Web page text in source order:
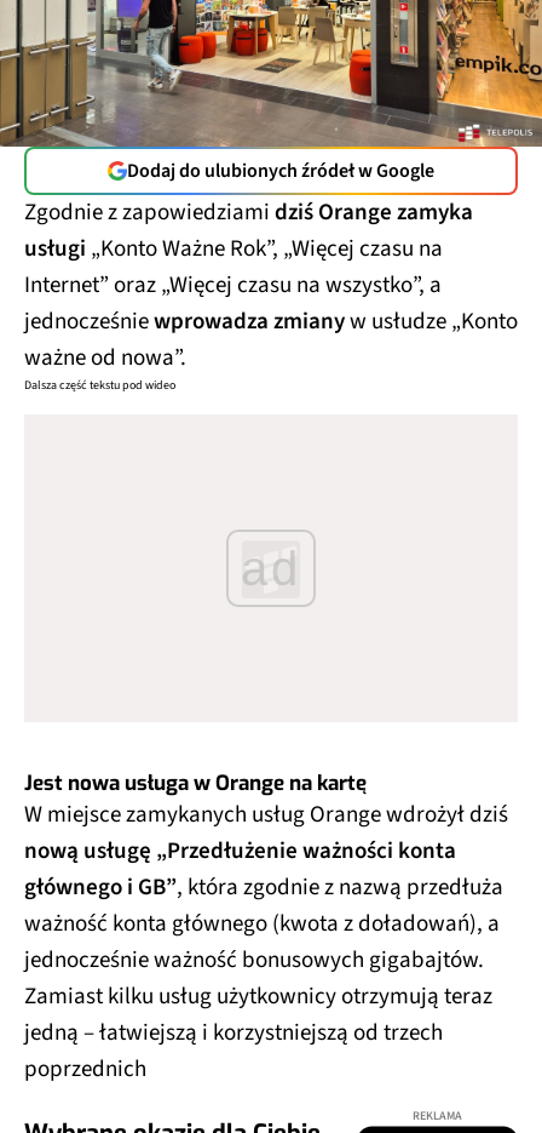
Dodaj do ulubionych źródeł w Google
Zgodnie z zapowiedziamidziś Orange zamyka
usługi „Konto Ważne Rok”, „Więcej czasu na
Internet” oraz „Więcej czasu na wszystko”, a
jednocześniewprowadza zmianyw usłudze „Konto
ważne od nowa”.
Dalsza część tekstu pod wideo
ad
Jest nowa usługa w Orange na kartę
W miejsce zamykanych usług Orange wdrożył dziś
nową usługę „Przedłużenie ważności konta
głównego i GB”, która zgodnie z nazwą przedłuża
ważność konta głównego (kwota z doładowań), a
jednocześnie ważność bonusowych gigabajtów.
Zamiast kilku usług użytkownicy otrzymują teraz
jedną – łatwiejszą i korzystniejszą od trzech
poprzednich
REKLAMA